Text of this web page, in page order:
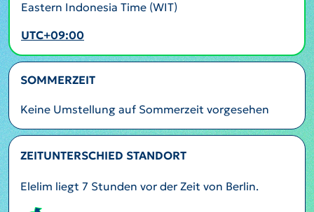
Eastern Indonesia Time (WIT)
UTC+09:00
SOMMERZEIT
Keine Umstellung auf Sommerzeit vorgesehen
ZEITUNTERSCHIED STANDORT
Elelim liegt 7 Stunden vor der Zeit von Berlin.